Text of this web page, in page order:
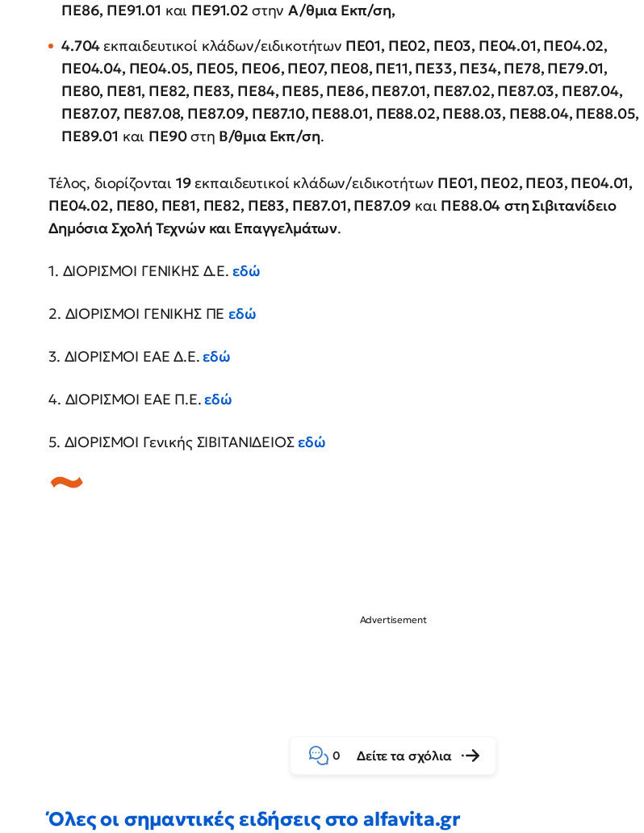
ΠΕ86, ΠΕ91.01 και ΠΕ91.02 στηνΑ/θμια Εκπ/ση,
4.704εκπαιδευτικοί κλάδων/ειδικοτήτων ΠΕ01, ΠΕ02, ΠΕ03, ΠΕ04.01, ΠΕ04.02,
ΠΕ04.04, ΠΕ04.05, ΠΕ05, ΠΕ06, ΠΕ07, ΠΕ08, ΠΕ11, ΠΕ33, ΠΕ34, ΠΕ78, ΠΕ79.01,
ΠΕ80, ΠΕ81, ΠΕ82, ΠΕ83, ΠΕ84, ΠΕ85, ΠΕ86, ΠΕ87.01, ΠΕ87.02, ΠΕ87.03, ΠΕ87.04,
ΠΕ87.07, ΠΕ87.08, ΠΕ87.09, ΠΕ87.10, ΠΕ88.01, ΠΕ88.02, ΠΕ88.03, ΠΕ88.04, ΠΕ88.05,
ΠΕ89.01 και ΠΕ90στη Β/θμια Εκπ/ση.
Τέλος, διορίζονται 19εκπαιδευτικοί κλάδων/ειδικοτήτων ΠΕ01, ΠΕ02, ΠΕ03, ΠΕ04.01,
ΠΕ04.02, ΠΕ80, ΠΕ81, ΠΕ82, ΠΕ83, ΠΕ87.01, ΠΕ87.09 και ΠΕ88.04 στη Σιβιτανίδειο
Δημόσια Σχολή Τεχνών και Επαγγελμάτων.
1. ΔΙΟΡΙΣΜΟΙ ΓΕΝΙΚΗΣ Δ.Ε. εδώ
2. ΔΙΟΡΙΣΜΟΙ ΓΕΝΙΚΗΣ ΠΕεδώ
3. ΔΙΟΡΙΣΜΟΙ ΕΑΕ Δ.Ε.εδώ
4. ΔΙΟΡΙΣΜΟΙ ΕΑΕ Π.Ε.εδώ
5. ΔΙΟΡΙΣΜΟΙ Γενικής ΣΙΒΙΤΑΝΙΔΕΙΟΣεδώ
0 Δείτε τα σχόλια
Όλες οι σημαντικές ειδήσεις στο alfavita.gr